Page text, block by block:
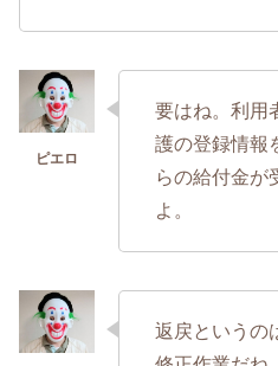
要はね。利用
護の登録情報
らの給付金が
よ。
返戻というの